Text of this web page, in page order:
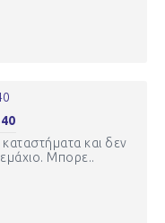
και δεν
Μπορε..